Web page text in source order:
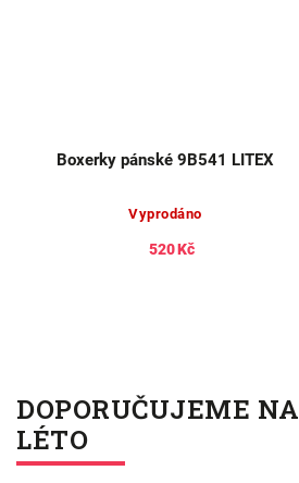
Boxerky pánské 9B541 LITEX
Vyprodáno
520 Kč
DOPORUČUJEME NA
LÉTO